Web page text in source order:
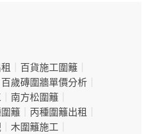
百貨施工圍籬
百歲磚圍牆單價分析
南方松圍籬
籬 丙種圍籬出租
木圍籬施工